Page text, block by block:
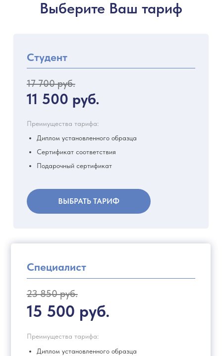
Выберите Ваш тариф
Преимущества тарифа:
Студент
ВЫБРАТЬ ТАРИФ
Диплом установленного образца
Сертификат соответствия
Подарочный сертификат
11 500 руб.
23 850 руб.
17 700 руб.
Специалист
Преимущества тарифа:
15 500 руб.
Диплом установленного образца